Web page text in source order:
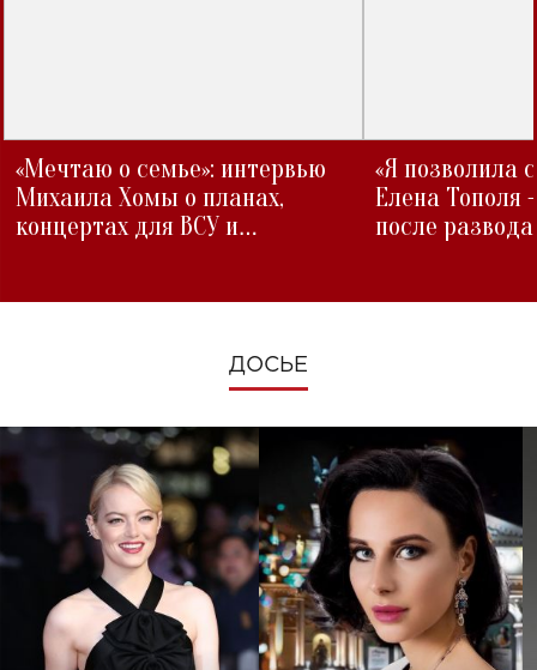
«Мечтаю о семье»: интервью
Михаила Хомы о планах,
концертах для ВСУ и
«Я позволила
Елена Тополя
после развода
ДОСЬЕ